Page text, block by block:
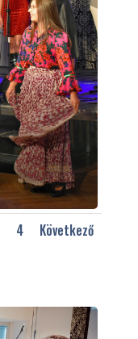
4 Következő